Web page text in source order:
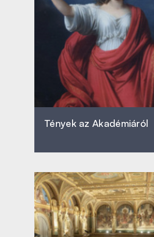
Tények az Akadémiáról